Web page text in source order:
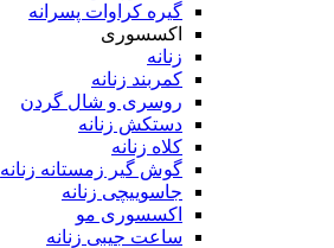
گیره کراوات پسرانه
اکسسوری
زنانه
کمربند زنانه
روسری و شال گردن
دستکش زنانه
کلاه زنانه
گوش گیر زمستانه زنانه
جاسوییچی زنانه
اکسسوری مو
ساعت جیبی زنانه